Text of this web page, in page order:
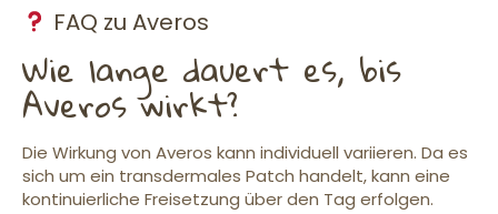
FAQ zu Averos
Wie lange dauert es, bis
Averos wirkt?
Die Wirkung von Averos kann individuell variieren. Da es
sich um ein transdermales Patch handelt, kann eine
kontinuierliche Freisetzung über den Tag erfolgen.